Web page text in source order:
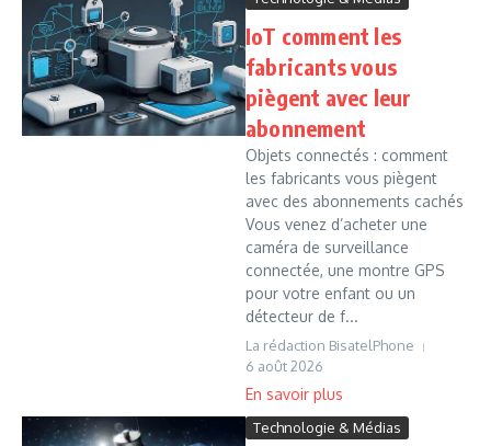
IoT comment les
fabricants vous
piègent avec leur
abonnement
Objets connectés : comment
les fabricants vous piègent
avec des abonnements cachés
Vous venez d’acheter une
caméra de surveillance
connectée, une montre GPS
pour votre enfant ou un
détecteur de f...
La rédaction BisatelPhone
6 août 2026
Technologie & Médias